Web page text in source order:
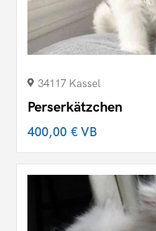
34117 Kassel
Perserkätzchen
400,00 €VB